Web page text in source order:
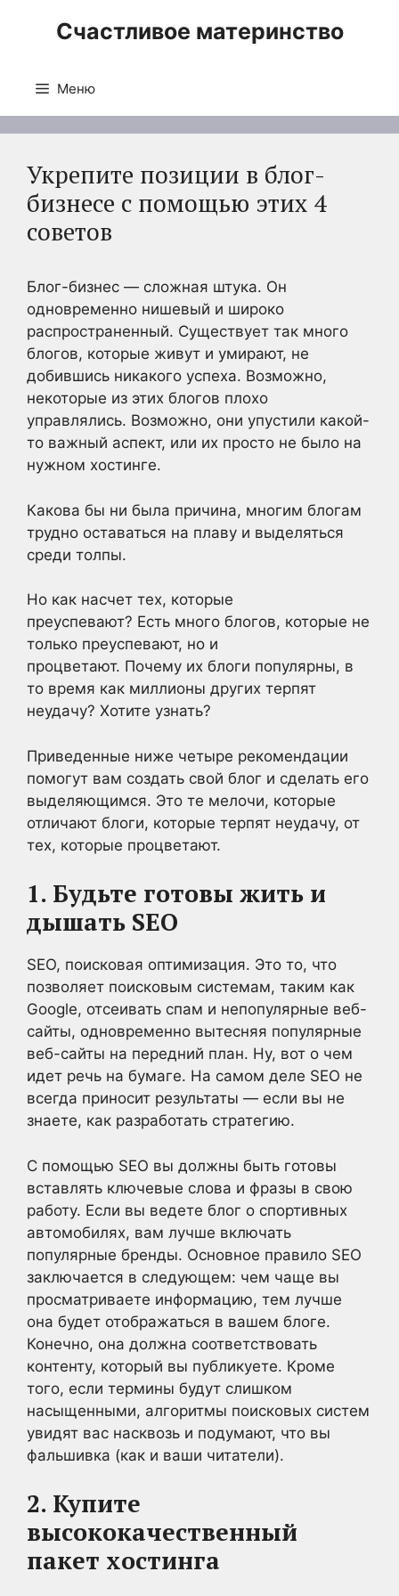
Счастливое материнство
Меню
Укрепите позиции в блог-
бизнесе с помощью этих 4
советов
Блог-бизнес — сложная штука. Он
одновременно нишевый и широко
распространенный. Существует так много
блогов, которые живут и умирают, не
добившись никакого успеха. Возможно,
некоторые из этих блогов плохо
управлялись. Возможно, они упустили какой-
то важный аспект, или их просто не было на
нужном хостинге.
Какова бы ни была причина, многим блогам
трудно оставаться на плаву и выделяться
среди толпы.
Но как насчет тех, которые
преуспевают? Есть много блогов, которые не
только преуспевают, но и
процветают. Почему их блоги популярны, в
то время как миллионы других терпят
неудачу? Хотите узнать?
Приведенные ниже четыре рекомендации
помогут вам создать свой блог и сделать его
выделяющимся. Это те мелочи, которые
отличают блоги, которые терпят неудачу, от
тех, которые процветают.
1. Будьте готовы жить и
дышать SEO
SEO, поисковая оптимизация. Это то, что
позволяет поисковым системам, таким как
Google, отсеивать спам и непопулярные веб-
сайты, одновременно вытесняя популярные
веб-сайты на передний план. Ну, вот о чем
идет речь на бумаге. На самом деле SEO не
всегда приносит результаты — если вы не
знаете, как разработать стратегию.
С помощью SEO вы должны быть готовы
вставлять ключевые слова и фразы в свою
работу. Если вы ведете блог о спортивных
автомобилях, вам лучше включать
популярные бренды. Основное правило SEO
заключается в следующем: чем чаще вы
просматриваете информацию, тем лучше
она будет отображаться в вашем блоге.
Конечно, она должна соответствовать
контенту, который вы публикуете. Кроме
того, если термины будут слишком
насыщенными, алгоритмы поисковых систем
увидят вас насквозь и подумают, что вы
фальшивка (как и ваши читатели).
2. Купите
высококачественный
пакет хостинга